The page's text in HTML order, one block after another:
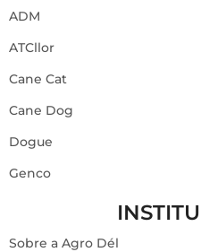
ADM
ATCllor
Cane Cat
Cane Dog
Dogue
Genco
Sobre a Agro Dél